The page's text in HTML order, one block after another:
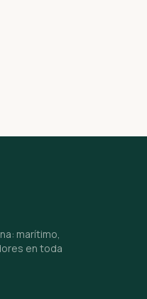
marítimo,
en toda